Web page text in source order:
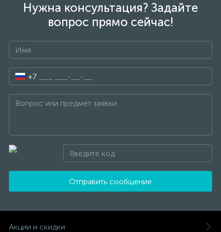
Нужна консультация? Задайте
вопрос прямо сейчас!
+7
Отправить сообщение
Акции и скидки